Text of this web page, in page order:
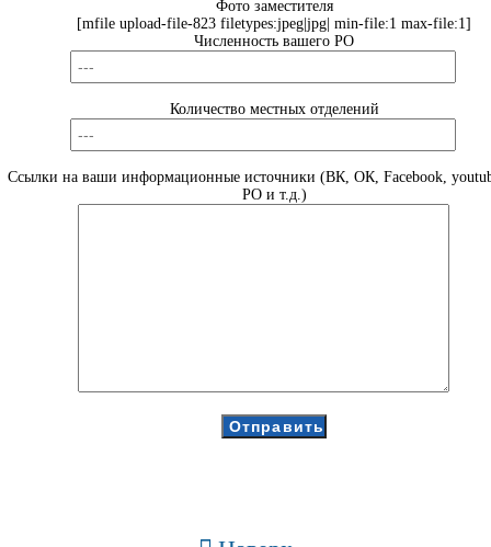
Фото заместителя
[mfile upload-file-823 filetypes:jpeg|jpg| min-file:1 max-file:1]
Численность вашего РО
Количество местных отделений
Ссылки на ваши информационные источники (ВК, ОК, Facebook,
РО и т.д.)